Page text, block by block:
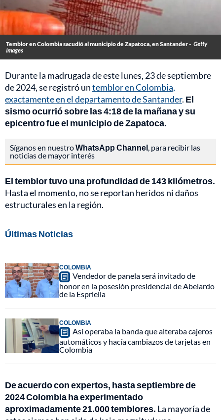
Temblor en Colombia sacudió al municipio de Zapatoca, en Santander - Getty
Images
Durante la madrugada de este lunes, 23 de septiembre
de 2024, se registró untemblor en Colombia,
exactamente en el departamento de Santander. El
sismo ocurrió sobre las 4:18 de la mañana y su
epicentro fue el municipio de Zapatoca.
Síganos en nuestroWhatsApp Channel, para recibir las
noticias de mayor interés
El temblor tuvo una profundidad de 143 kilómetros.
Hasta el momento, no se reportan heridos ni daños
estructurales en la región.
Últimas Noticias
COLOMBIA
Vendedor de panela será invitado de
honor en la posesión presidencial de Abelardo
de la Espriella
COLOMBIA
Así operaba la banda que alteraba cajeros
automáticos y hacía cambiazos de tarjetas en
Colombia
De acuerdo con expertos, hasta septiembre de
2024 Colombia ha experimentado
aproximadamente 21.000 temblores. La mayoría de